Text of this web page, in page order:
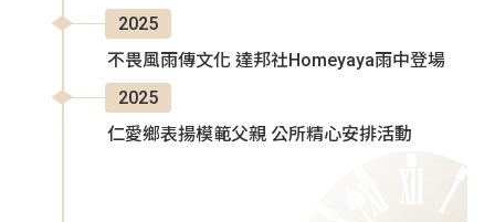
2025
不畏風雨傳文化 達邦社Homeyaya雨中登場
2025
仁愛鄉表揚模範父親 公所精心安排活動